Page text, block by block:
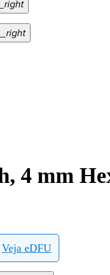
4 mm
Veja eDFU